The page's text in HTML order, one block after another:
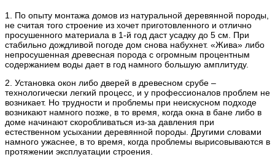
1. По опыту монтажа домов из натуральной деревянной породы,
не считая того строение из хочет приготовленного и отлично
просушенного материала в 1-й год даст усадку до 5 см. При
стабильно дождливой погоде дом снова набухнет. «Жива» либо
непросушенная древесная порода с огромным процентным
содержанием воды дает в год намного большую амплитуду.
2. Установка окон либо дверей в древесном срубе –
технологически легкий процесс, и у профессионалов проблем не
возникает. Но трудности и проблемы при неискусном подходе
возникают намного позже, в то время, когда окна в бане либо в
доме начинают скоробливаться из-за давления при
естественном усыхании деревянной породы. Другими словами
намного ужаснее, в то время, когда проблемы вырисовываются в
протяжении эксплуатации строения.